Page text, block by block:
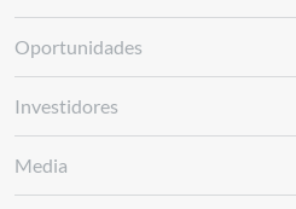
Oportunidades
Investidores
Media